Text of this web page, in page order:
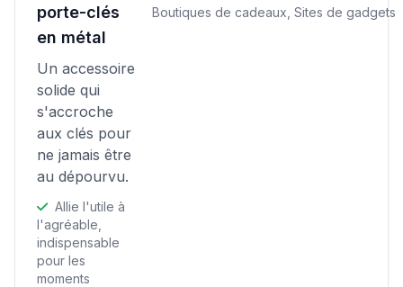
porte-clés
en métal
Un accessoire
solide qui
s'accroche
aux clés pour
ne jamais être
au dépourvu.
Allie l'utile à
l'agréable,
indispensable
pour les
moments
Boutiques de cadeaux, Sites de gadgets